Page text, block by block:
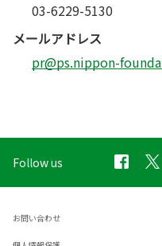
03-6229-5130
メールアドレス
pr@ps.nippon-
Follow us
お問い合わせ